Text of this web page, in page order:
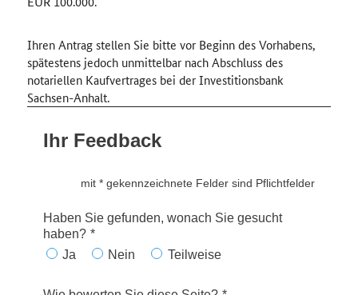
Ihren Antrag stellen Sie bitte vor Beginn des Vorhabens,
spätestens jedoch unmittelbar nach Abschluss des
notariellen Kaufvertrages bei der Investitionsbank
Sachsen-Anhalt.